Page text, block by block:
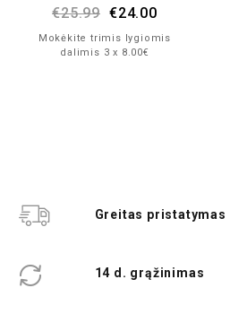
€25.99 €24.00
Mokėkite trimis lygiomis
dalimis 3 x 8.00€
Greitas pristatymas
14 d. grąžinimas